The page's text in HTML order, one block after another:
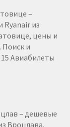
–
из
цены и
Поиск и
Авиабилеты
– дешевые
Вроцлава,